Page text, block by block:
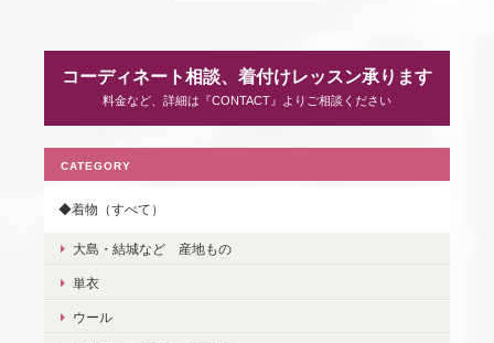
コーディネート相談、着付けレッスン承ります
料金など、詳細は『CONTACT』よりご相談ください
CATEGORY
◆着物（すべて）
大島・結城など 産地もの
単衣
ウール